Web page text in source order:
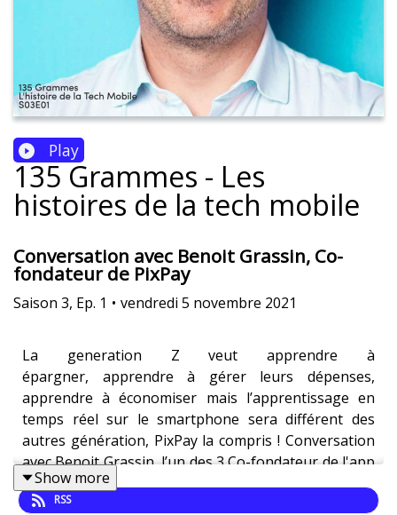
Play
135 Grammes - Les
histoires de la tech mobile
Conversation avec Benoit Grassin, Co-
fondateur de PixPay
Saison 3, Ep. 1 • vendredi 5 novembre 2021
La generation Z veut apprendre à
épargner, apprendre à gérer leurs dépenses,
apprendre à économiser mais l’apprentissage en
temps réel sur le smartphone sera différent des
autres génération, PixPay la compris ! Conversation
avec Benoit Grassin, l’un des 3 Co-fondateur de l'app
PixPay, nous avons échangé sur le futur, notamment
comment l’éducation financière est au coeur de
Show more
RSS